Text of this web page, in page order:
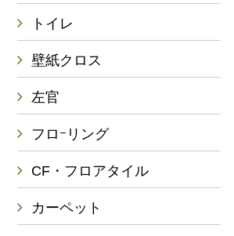
トイレ
壁紙クロス
左官
フロｰリング
CF・フロアタイル
カーペット